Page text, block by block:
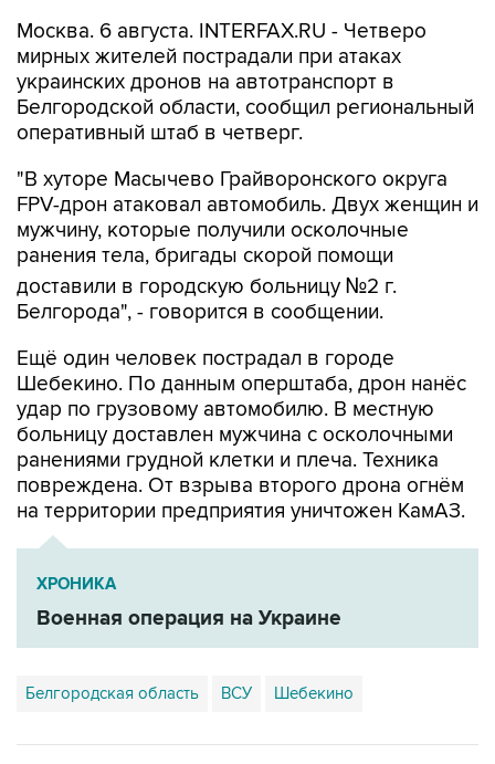
Москва. 6 августа. INTERFAX.RU - Четверо
мирных жителей пострадали при атаках
украинских дронов на автотранспорт в
Белгородской области, сообщил региональный
оперативный штаб в четверг.
"В хуторе Масычево Грайворонского округа
FPV-дрон атаковал автомобиль. Двух женщин и
мужчину, которые получили осколочные
ранения тела, бригады скорой помощи
доставили в городскую больницу №2 г.
Белгорода", - говорится в сообщении.
Ещё один человек пострадал в городе
Шебекино. По данным оперштаба, дрон нанёс
удар по грузовому автомобилю. В местную
больницу доставлен мужчина с осколочными
ранениями грудной клетки и плеча. Техника
повреждена. От взрыва второго дрона огнём
на территории предприятия уничтожен КамАЗ.
ХРОНИКА
Военная операция на Украине
Белгородская область ВСУ Шебекино